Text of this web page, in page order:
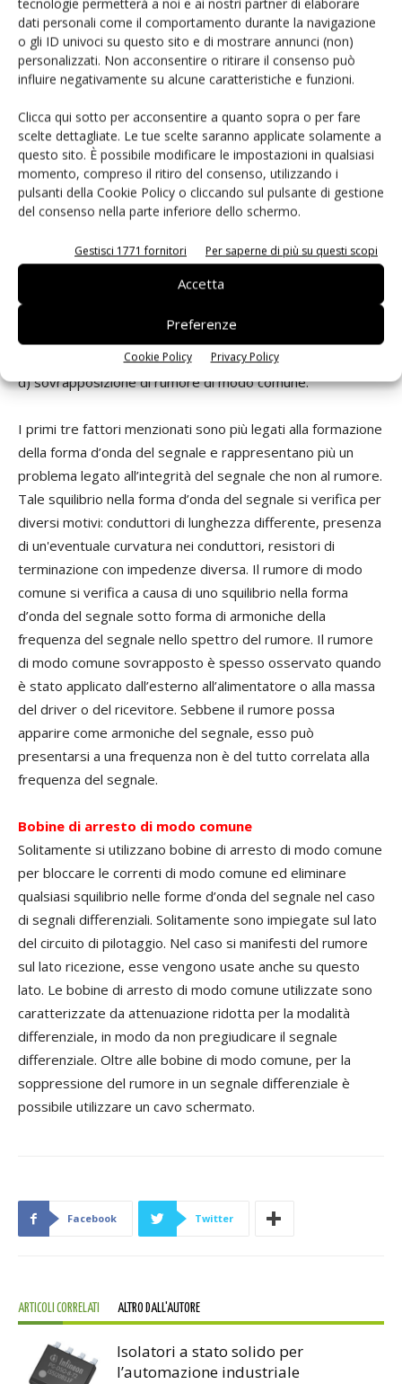
dati personali come il comportamento durante la navigazione
o gli ID univoci su questo sito e di mostrare annunci (non)
personalizzati. Non acconsentire o ritirare il consenso può
influire negativamente su alcune caratteristiche e funzioni.
Clicca qui sotto per acconsentire a quanto sopra o per fare
scelte dettagliate. Le tue scelte saranno applicate solamente a
questo sito. È possibile modificare le impostazioni in qualsiasi
momento, compreso il ritiro del consenso, utilizzando i
pulsanti della Cookie Policy o cliccando sul pulsante di gestione
del consenso nella parte inferiore dello schermo.
Gestisci 1771 fornitori Per saperne di più su questi scopi
Accetta
Preferenze
Cookie Policy Privacy Policy
siano simmetriche l’una rispetto all’altra, i componenti della
corrente sono quelli di modo normale, per cui il rumore è
molto ridotto. Inoltre, l'influenza del rumore indotto
dall'esterno è molto ridotta. Nel caso esista un leggero
componenti non bilanciati si trasformano in corrente di
modo comune. Tra i diversi fattori che possono causare il
verificarsi di uno squilibrio si possono annoverare i
seguenti:
a) variazioni temporali dei fronti di salita e di discesa;
b) variazioni di velocità di salita o di discesa dei fronti;
c) variazioni di ampiezza della tensione o della corrente;
d) sovrapposizione di rumore di modo comune.
I primi tre fattori menzionati sono più legati alla formazione
della forma d’onda del segnale e rappresentano più un
problema legato all’integrità del segnale che non al rumore.
Tale squilibrio nella forma d’onda del segnale si verifica per
diversi motivi: conduttori di lunghezza differente, presenza
di un'eventuale curvatura nei conduttori, resistori di
terminazione con impedenze diversa. Il rumore di modo
comune si verifica a causa di uno squilibrio nella forma
d’onda del segnale sotto forma di armoniche della
frequenza del segnale nello spettro del rumore. Il rumore
di modo comune sovrapposto è spesso osservato quando
è stato applicato dall’esterno all’alimentatore o alla massa
del driver o del ricevitore. Sebbene il rumore possa
apparire come armoniche del segnale, esso può
presentarsi a una frequenza non è del tutto correlata alla
frequenza del segnale.
Bobine di arresto di modo comune
Solitamente si utilizzano bobine di arresto di modo comune
per bloccare le correnti di modo comune ed eliminare
qualsiasi squilibrio nelle forme d’onda del segnale nel caso
di segnali differenziali. Solitamente sono impiegate sul lato
del circuito di pilotaggio. Nel caso si manifesti del rumore
sul lato ricezione, esse vengono usate anche su questo
lato. Le bobine di arresto di modo comune utilizzate sono
caratterizzate da attenuazione ridotta per la modalità
differenziale, in modo da non pregiudicare il segnale
differenziale. Oltre alle bobine di modo comune, per la
soppressione del rumore in un segnale differenziale è
possibile utilizzare un cavo schermato.
Facebook Twitter
ARTICOLI CORRELATI ALTRO DALL'AUTORE
Isolatori a stato solido per
l’automazione industriale